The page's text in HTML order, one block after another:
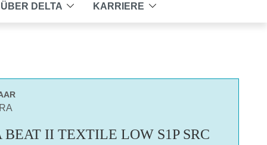
ÜBER DELTA KARRIERE
II TEXTILE LOW S1P SRC